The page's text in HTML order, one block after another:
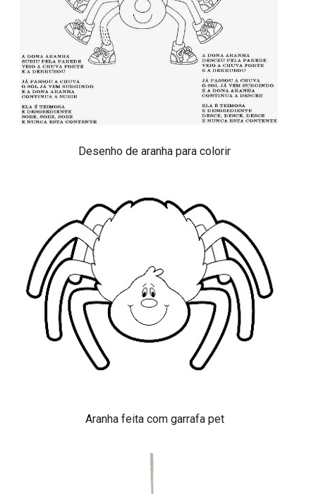
Desenho de aranha para colorir
Aranha feita com garrafa pet